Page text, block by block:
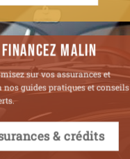
MALIN
sur vos assurances et
guides pratiques et conseils
& crédits